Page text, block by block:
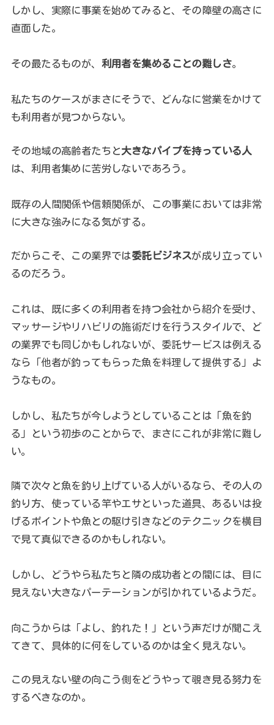
しかし、実際に事業を始めてみると、その障壁の高さに
直面した。
その最たるものが、 利用者を集めることの難しさ。
私たちのケースがまさにそうで、どんなに営業をかけて
も利用者が見つからない。
その地域の高齢者たちと大きなパイプを持っている人
は、利用者集めに苦労しないであろう。
既存の人間関係や信頼関係が、この事業においては非常
に大きな強みになる気がする。
だからこそ、この業界では委託ビジネスが成り立ってい
るのだろう。
これは、既に多くの利用者を持つ会社から紹介を受け、
マッサージやリハビリの施術だけを行うスタイルで、ど
の業界でも同じかもしれないが、委託サービスは例える
なら「他者が釣ってもらった魚を料理して提供する」よ
うなもの。
しかし、私たちが今しようとしていることは「魚を釣
る」という初歩のことからで、まさにこれが非常に難し
い。
隣で次々と魚を釣り上げている人がいるなら、その人の
釣り方、使っている竿やエサといった道具、あるいは投
げるポイントや魚との駆け引きなどのテクニックを横目
で見て真似できるのかもしれない。
しかし、どうやら私たちと隣の成功者との間には、目に
見えない大きなパーテーションが引かれているようだ。
向こうからは「よし、釣れた！」という声だけが聞こえ
てきて、具体的に何をしているのかは全く見えない。
この見えない壁の向こう側をどうやって覗き見る努力を
するべきなのか。